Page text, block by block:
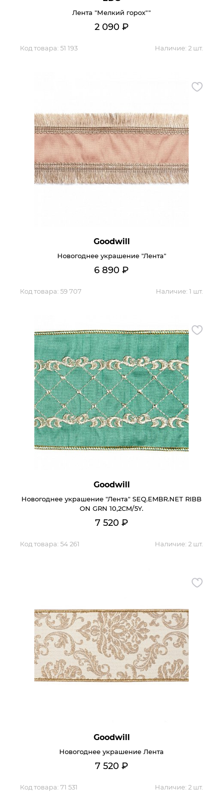
Лента "Мелкий горох""
2 090 ₽
Код товара: 51 193 Наличие: 2 шт.
Goodwill
Новогоднее украшение "Лента"
6 890 ₽
Код товара: 59 707 Наличие: 1 шт.
Goodwill
Новогоднее украшение "Лента" SEQ.EMBR.NET RIBB
ON GRN 10,2CM/5Y.
7 520 ₽
Код товара: 54 261 Наличие: 2 шт.
Goodwill
Новогоднее украшение Лента
7 520 ₽
Код товара: 71 531 Наличие: 2 шт.